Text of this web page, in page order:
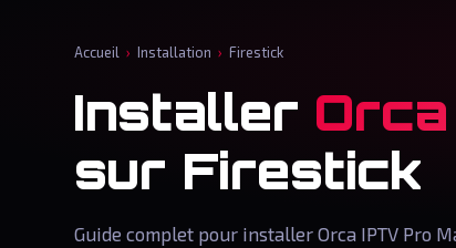
Accueil › Installation › Firestick
Installer
sur Firestick
Guide complet pour installer Orca IPTV Pro